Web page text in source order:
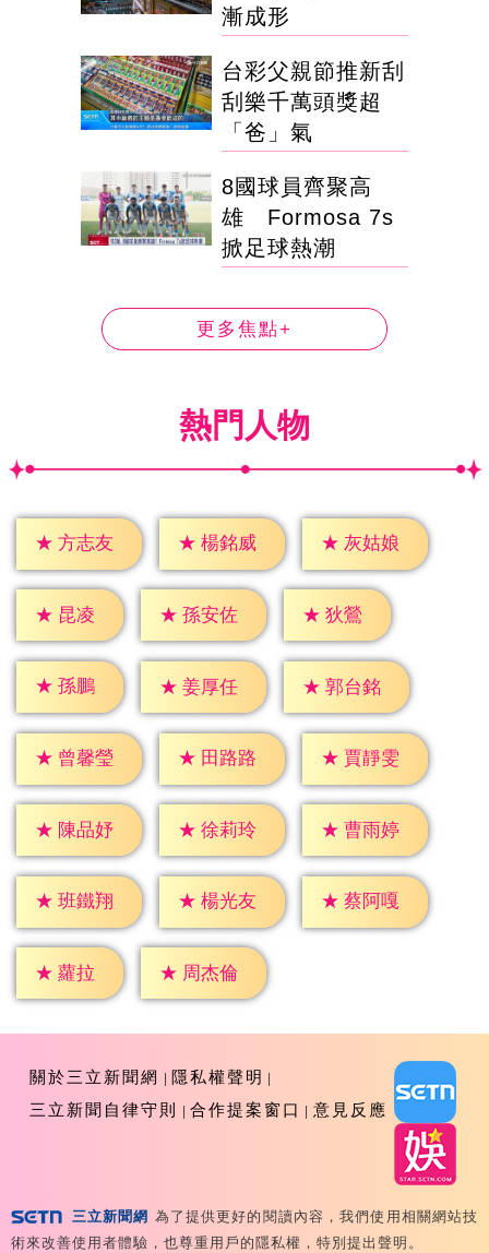
漸成形
台彩父親節推新刮
刮樂千萬頭獎超
「爸」氣
8國球員齊聚高
雄 Formosa 7s
掀足球熱潮
更多焦點+
熱門人物
★ 方志友 ★ 楊銘威 ★ 灰姑娘
★ 昆凌 ★ 孫安佐 ★ 狄鶯
★ 孫鵬 ★ 姜厚任 ★ 郭台銘
★ 曾馨瑩 ★ 田路路 ★ 賈靜雯
★ 陳品妤 ★ 徐莉玲 ★ 曹雨婷
★ 班鐵翔 ★ 楊光友 ★ 蔡阿嘎
★ 蘿拉 ★ 周杰倫
關於三立新聞網
隱私權聲明
三立新聞自律守則
合作提案窗口 意見反應
Copyright ©2026 Sanlih E-Television All Rights
三立新聞網 為了提供更好的閱讀內容，我們使用相關網站技
術來改善使用者體驗，也尊重用戶的隱私權，特別提出聲明。